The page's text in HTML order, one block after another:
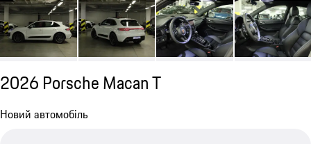
2026 Porsche Macan T
Новий автомобіль